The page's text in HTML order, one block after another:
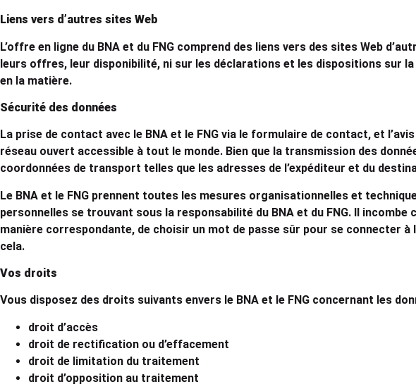
Liens vers d’autres sites Web
L’offre en ligne du BNA et du FNG comprend des liens vers des sites Web
leurs offres, leur disponibilité, ni sur les déclarations et les dispositions sur
en la matière.
Sécurité des données
La prise de contact avec le BNA et le FNG via le formulaire de contact, et
réseau ouvert accessible à tout le monde. Bien que la transmission des
coordonnées de transport telles que les adresses de l’expéditeur et du
Le BNA et le FNG prennent toutes les mesures organisationnelles et
personnelles se trouvant sous la responsabilité du BNA et du FNG. Il
manière correspondante, de choisir un mot de passe sûr pour se connecter
cela.
Vos droits
Vous disposez des droits suivants envers le BNA et le FNG concernant les
droit d’accès
droit de rectification ou d’effacement
droit de limitation du traitement
droit d’opposition au traitement